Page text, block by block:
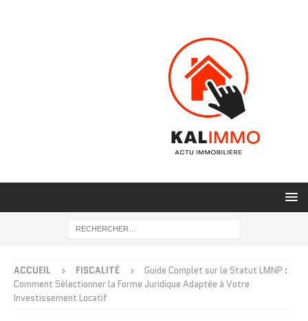
ACCUEIL FISCALITÉ
Guide Complet sur le Statut LMNP :
Comment Sélectionner la Forme Juridique Adaptée à Votre
Investissement Locatif